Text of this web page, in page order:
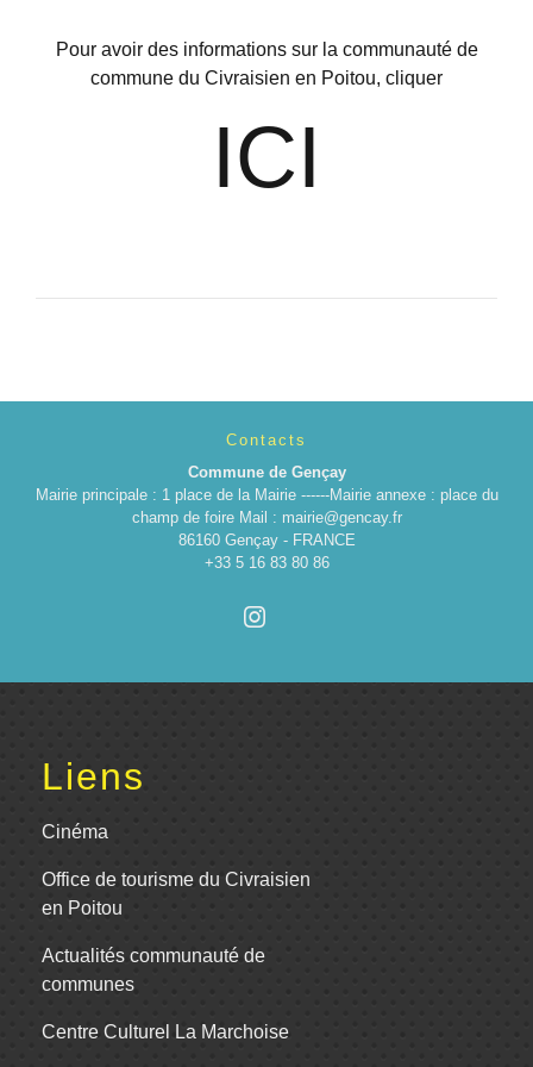
Pour avoir des informations sur la communauté de
commune du Civraisien en Poitou, cliquer
ICI
Contacts
Commune de Gençay
Mairie principale : 1 place de la Mairie ------Mairie annexe : place du
champ de foire Mail : mairie@gencay.fr
86160 Gençay - FRANCE
+33 5 16 83 80 86
Liens
Cinéma
Office de tourisme du Civraisien
en Poitou
Actualités communauté de
communes
Centre Culturel La Marchoise